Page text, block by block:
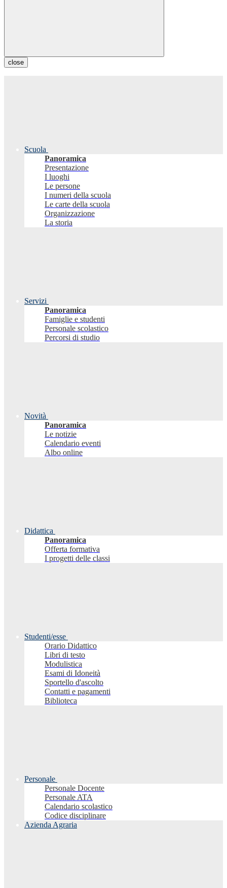
close
Scuola
Panoramica
Presentazione
I luoghi
Le persone
I numeri della scuola
Le carte della scuola
Organizzazione
La storia
Servizi
Panoramica
Famiglie e studenti
Personale scolastico
Percorsi di studio
Novità
Panoramica
Le notizie
Calendario eventi
Albo online
Didattica
Panoramica
Offerta formativa
I progetti delle classi
Studenti/esse
Orario Didattico
Libri di testo
Modulistica
Esami di Idoneità
Sportello d'ascolto
Contatti e pagamenti
Biblioteca
Personale
Personale Docente
Personale ATA
Calendario scolastico
Codice disciplinare
Azienda Agraria